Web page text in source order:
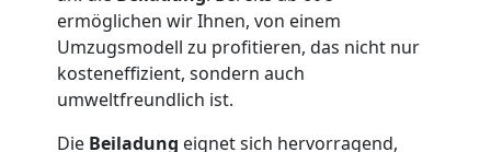
ermöglichen wir Ihnen, von einem
Umzugsmodell zu profitieren, das nicht nur
kosteneffizient, sondern auch
umweltfreundlich ist.
Die Beiladung eignet sich hervorragend,
Feldkirch
Klaviertransport